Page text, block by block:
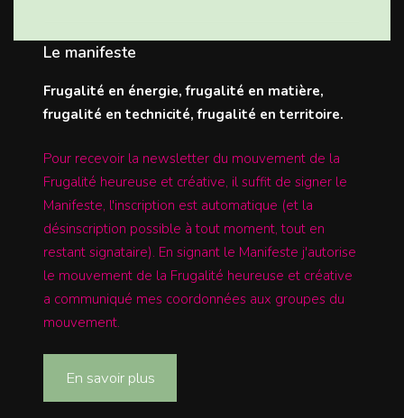
Le manifeste
Frugalité en énergie, frugalité en matière,
frugalité en technicité, frugalité en territoire.
Pour recevoir la newsletter du mouvement de la
Frugalité heureuse et créative, il suffit de signer le
Manifeste, l'inscription est automatique (et la
désinscription possible à tout moment, tout en
restant signataire). En signant le Manifeste j'autorise
le mouvement de la Frugalité heureuse et créative
a communiqué mes coordonnées aux groupes du
mouvement.
En savoir plus